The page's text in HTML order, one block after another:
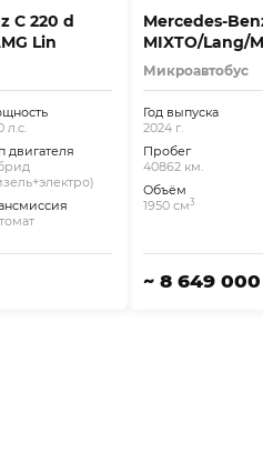
C 220 d
Lin
л.с.
двигателя
Mercedes-
MIXTO/Lang/
Микроавтобус
Год выпуска
2024 г.
Пробег
40862 км.
Объём
1950 см3
~ 8 649